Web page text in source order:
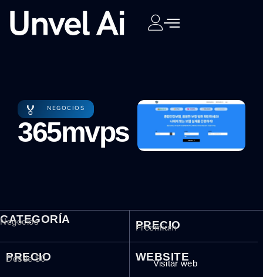
🏅 NEGOCIOS
365mvps
CATEGORÍA
Negocios PRECIO
Freemium
PRECIO
Desde $0 WEBSITE
Visitar web